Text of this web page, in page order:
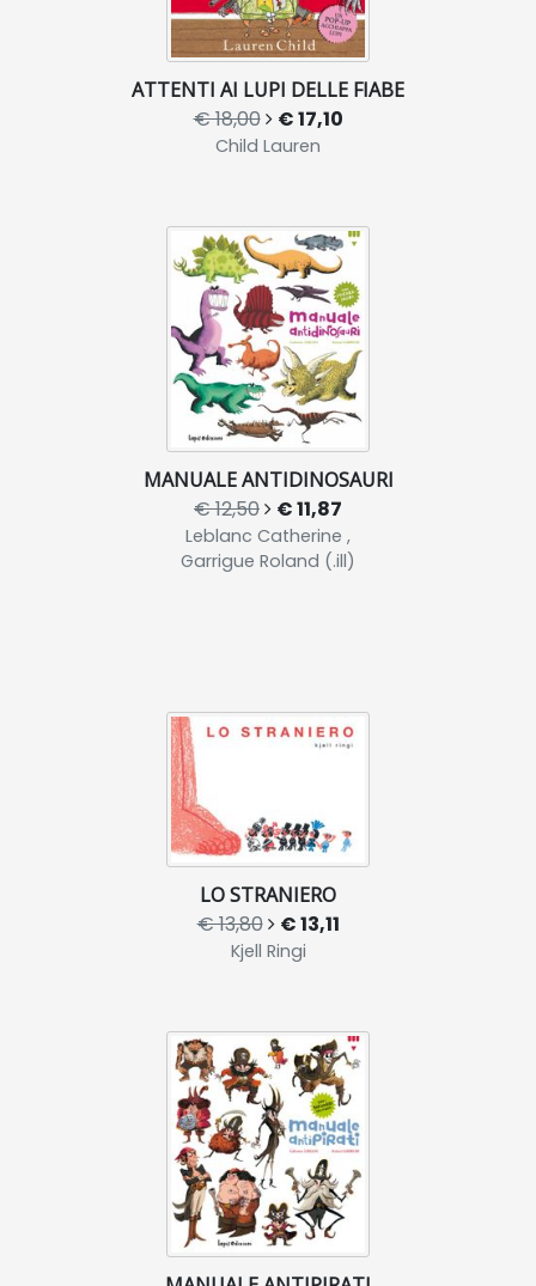
ATTENTI AI LUPI DELLE FIABE
€ 18,00 € 17,10
Child Lauren
MANUALE ANTIDINOSAURI
€ 12,50 € 11,87
Leblanc Catherine ,
Garrigue Roland (.ill)
LO STRANIERO
€ 13,80 € 13,11
Kjell Ringi